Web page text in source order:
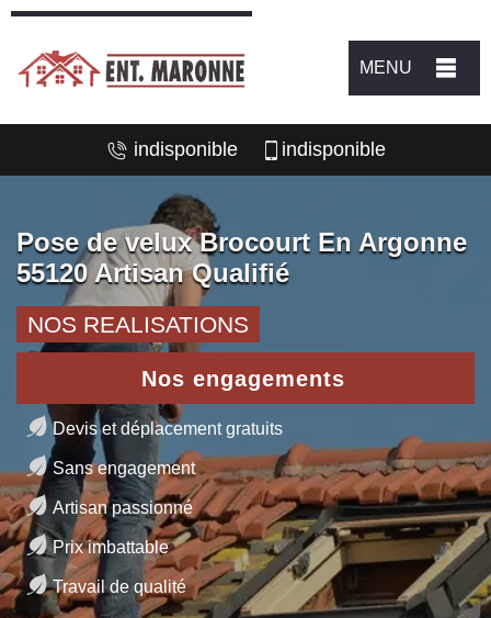
MENU
indisponible indisponible
Pose de velux Brocourt En Argonne
55120 Artisan Qualifié
NOS REALISATIONS
Nos engagements
Devis et déplacement gratuits
Sans engagement
Artisan passionné
Prix imbattable
Travail de qualité